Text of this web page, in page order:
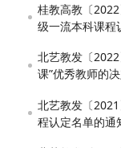
桂教高教〔
级一流本科课程
北艺教发〔
课”优秀教师的
北艺教发〔
程认定名单的通